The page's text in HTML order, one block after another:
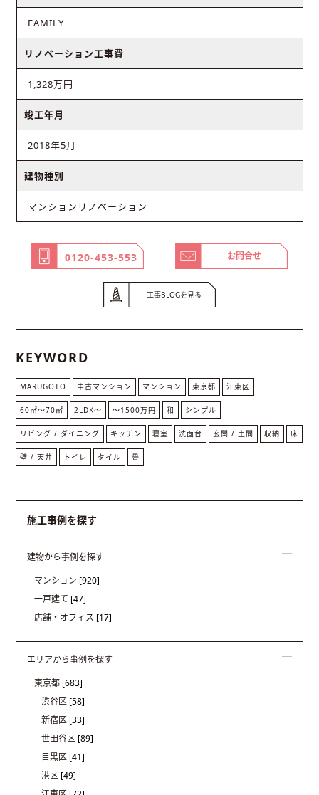
FAMILY
リノベーション工事費
1,328万円
竣工年月
2018年5月
建物種別
マンションリノベーション
0120-453-553 お問合せ
工事BLOGを見る
KEYWORD
MARUGOTO 中古マンション マンション 東京都 江東区
60㎡〜70㎡ 2LDK〜 ～1500万円 和 シンプル
リビング / ダイニング キッチン 寝室 洗面台 玄関 / 土間 収納 床
壁 / 天井 トイレ タイル 畳
施工事例を探す
建物から事例を探す
マンション [920]
一戸建て [47]
店舗・オフィス [17]
エリアから事例を探す
東京都 [683]
渋谷区 [58]
新宿区 [33]
世田谷区 [89]
目黒区 [41]
港区 [49]